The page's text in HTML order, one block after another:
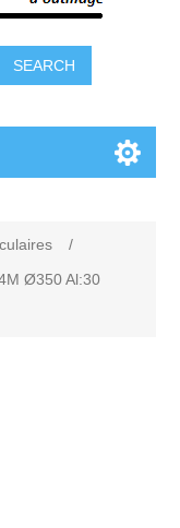
/
Ø350 Al:30